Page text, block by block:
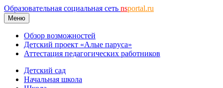
Образовательная социальная сеть nsportal.ru
Меню
Обзор возможностей
Детский проект «Алые паруса»
Аттестация педагогических работников
Детский сад
Начальная школа